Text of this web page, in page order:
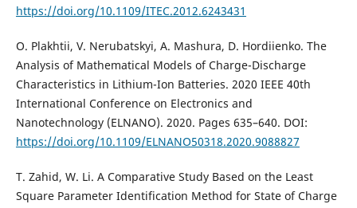
https://doi.org/10.1109/ITEC.2012.6243431
O. Plakhtii, V. Nerubatskyi, A. Mashura, D. Hordiienko. The
Analysis of Mathematical Models of Charge-Discharge
Characteristics in Lithium-Ion Batteries. 2020 IEEE 40th
International Conference on Electronics and
Nanotechnology (ELNANO). 2020. Pages 635–640. DOI:
https://doi.org/10.1109/ELNANO50318.2020.9088827
T. Zahid, W. Li. A Comparative Study Based on the Least
Square Parameter Identification Method for State of Charge